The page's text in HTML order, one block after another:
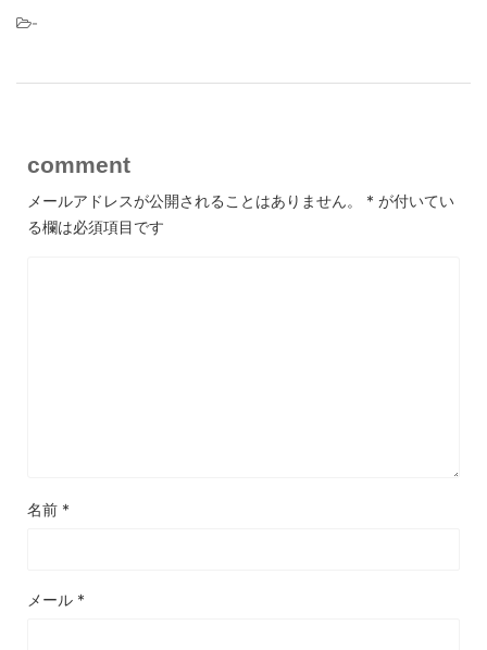
-
comment
メールアドレスが公開されることはありません。 * が付いてい
る欄は必須項目です
名前 *
メール *